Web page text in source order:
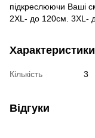
підкреслюючи Ваші
2XL- до 120см. 3XL-
Характеристики
Кількість 3
Відгуки